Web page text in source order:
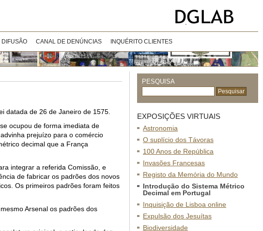
DIFUSÃO CANAL DE DENÚNCIAS INQUÉRITO CLIENTES
datada de 26 de Janeiro de 1575.
ocupou de forma imediata de
prejuízo para o comércio
decimal que a França
integrar a referida Comissão, e
de fabricar os padrões dos novos
Os primeiros padrões foram feitos
Arsenal os padrões dos
PESQUISA
EXPOSIÇÕES VIRTUAIS
Astronomia
O suplício dos Távoras
100 Anos de República
Invasões Francesas
Registo da Memória do Mundo
Introdução do Sistema Métrico
Decimal em Portugal
Inquisição de Lisboa online
Expulsão dos Jesuítas
Biodiversidade